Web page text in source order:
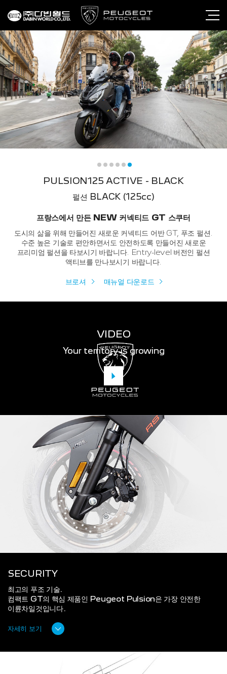
PULSION125 ACTIVE - BLACK
펄션 BLACK (125cc)
프랑스에서 만든 NEW 커넥티드 GT 스쿠터
도시의 삶을 위해 만들어진 새로운 커넥티드 어반 GT, 푸조 펄션.
수준 높은 기술로 편안하면서도 안전하도록 만들어진 새로운
프리미엄 펄션을 타보시기 바랍니다. Entry-level 버전인 펄션
액티브를 만나보시기 바랍니다.
브로셔 매뉴얼 다운로드
VIDEO
Your territory is growing
SECURITY
최고의 푸조 기술.
컴팩트 GT의 핵심 제품인 Peugeot Pulsion은 가장 안전한
이륜차일것입니다.
자세히 보기